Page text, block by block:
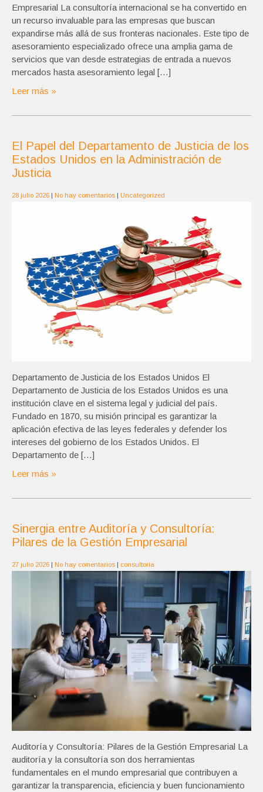
Empresarial La consultoría internacional se ha convertido en
un recurso invaluable para las empresas que buscan
expandirse más allá de sus fronteras nacionales. Este tipo de
asesoramiento especializado ofrece una amplia gama de
servicios que van desde estrategias de entrada a nuevos
mercados hasta asesoramiento legal […]
Leer más »
El Papel del Departamento de Justicia de los
Estados Unidos en la Administración de
Justicia
28 julio 2026 | No hay comentarios | Uncategorized
Departamento de Justicia de los Estados Unidos El
Departamento de Justicia de los Estados Unidos es una
institución clave en el sistema legal y judicial del país.
Fundado en 1870, su misión principal es garantizar la
aplicación efectiva de las leyes federales y defender los
intereses del gobierno de los Estados Unidos. El
Departamento de […]
Leer más »
Sinergia entre Auditoría y Consultoría:
Pilares de la Gestión Empresarial
27 julio 2026 | No hay comentarios | consultoria
Auditoría y Consultoría: Pilares de la Gestión Empresarial La
auditoría y la consultoría son dos herramientas
fundamentales en el mundo empresarial que contribuyen a
garantizar la transparencia, eficiencia y buen funcionamiento